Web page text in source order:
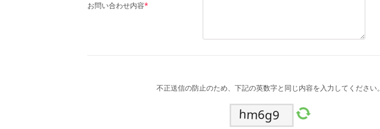
お問い合わせ内容*
不正送信の防止のため、下記の英数字と同じ内容を入力してください。